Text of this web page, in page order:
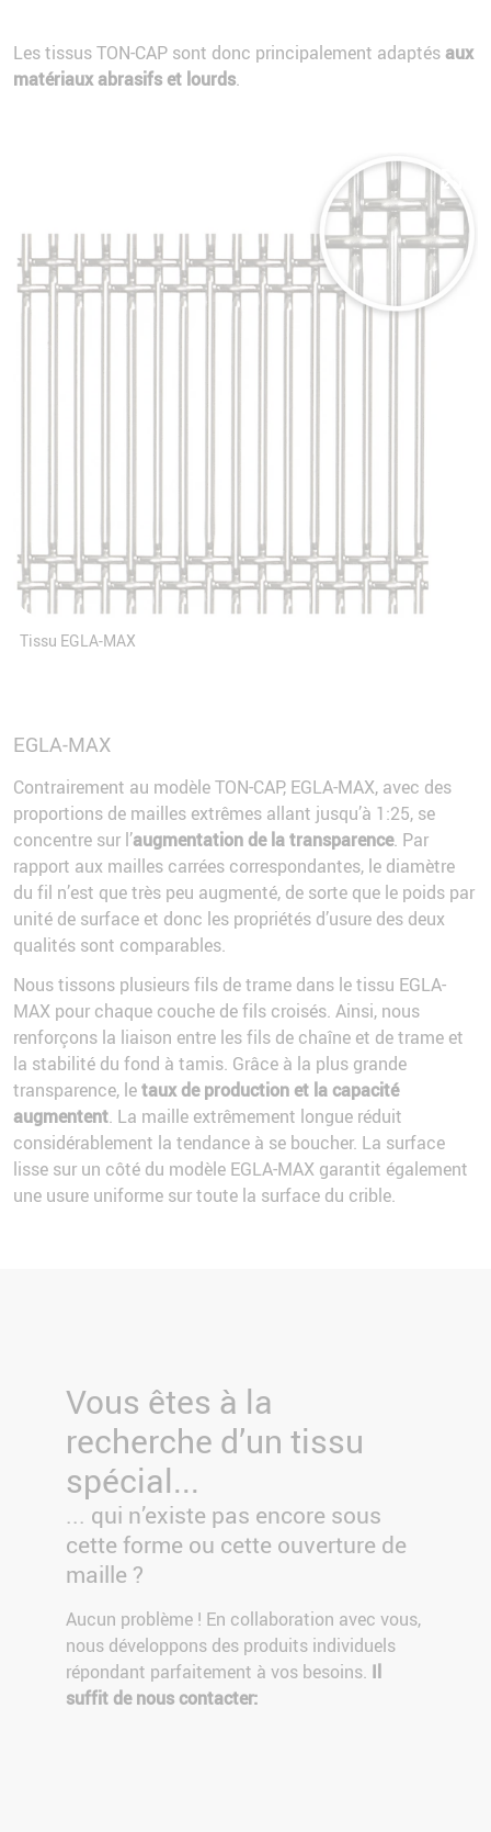
Les tissus TON-CAP sont donc principalement adaptésaux
matériaux abrasifs et lourds.
Tissu EGLA-MAX
EGLA-MAX
Contrairement au modèle TON-CAP, EGLA-MAX, avec des
proportions de mailles extrêmes allant jusqu’à 1:25, se
concentre sur l’augmentation de la transparence. Par
rapport aux mailles carrées correspondantes, le diamètre
du fil n’est que très peu augmenté, de sorte que le poids par
unité de surface et donc les propriétés d’usure des deux
qualités sont comparables.
Nous tissons plusieurs fils de trame dans le tissu EGLA-
MAX pour chaque couche de fils croisés. Ainsi, nous
renforçons la liaison entre les fils de chaîne et de trame et
la stabilité du fond à tamis. Grâce à la plus grande
transparence, letaux de production et la capacité
augmentent. La maille extrêmement longue réduit
considérablement la tendance à se boucher. La surface
lisse sur un côté du modèle EGLA-MAX garantit également
une usure uniforme sur toute la surface du crible.
Vous êtes à la
recherche d’un tissu
spécial...
... qui n’existe pas encore sous
cette forme ou cette ouverture de
maille ?
Aucun problème ! En collaboration avec vous,
nous développons des produits individuels
répondant parfaitement à vos besoins. Il
suffit de nous contacter: